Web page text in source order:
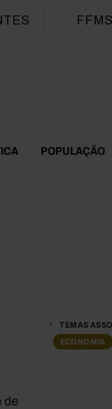
POPULAÇÃO
de
TEMAS
ECONOMIA